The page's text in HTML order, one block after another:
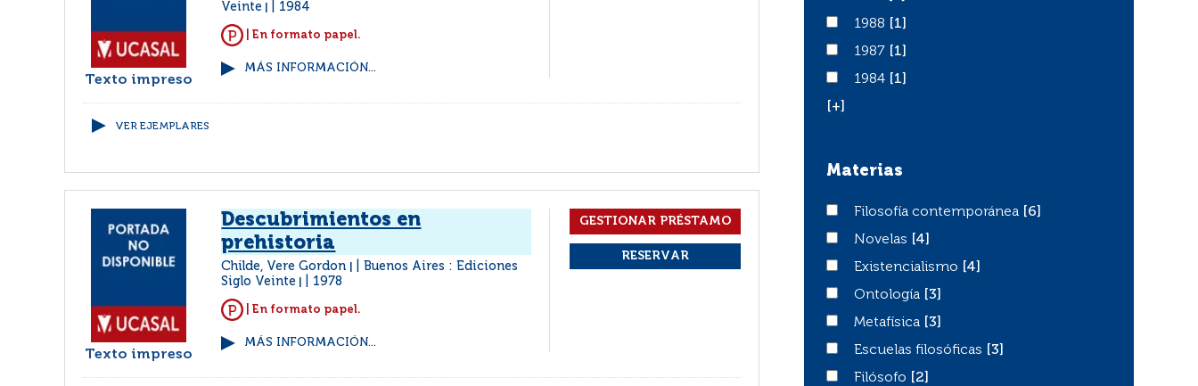
Texto impreso
Veinte
1984
| En formato papel.
MÁS INFORMACIÓN...
VER EJEMPLARES
Texto impreso
Descubrimientos en
prehistoria
Childe, Vere Gordon
Buenos Aires : Ediciones
Siglo Veinte
1978
| En formato papel.
MÁS INFORMACIÓN...
19881988
[1]
19871987
[1]
19841984
[1]
[+]
Materias
Filosofía contemporánea
Filosofía contemporánea
[6]
NovelasNovelas
[4]
Existencialismo
Existencialismo
[4]
Ontología
Ontología
[3]
Metafísica
Metafísica
[3]
Escuelas filosóficas
Escuelas filosóficas
[3]
FilósofoFilósofo
[2]